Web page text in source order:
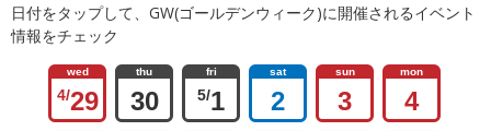
日付をタップして、GW(ゴールデンウィーク)に開催されるイベント
情報をチェック
wed
4/29
thu
30
fri
5/1
sat
2
sun
3
mon
4